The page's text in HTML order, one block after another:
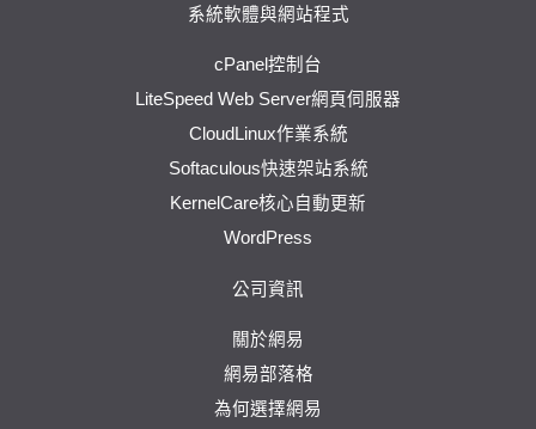
系統軟體與網站程式
cPanel控制台
LiteSpeed Web Server網頁伺服器
CloudLinux作業系統
Softaculous快速架站系統
KernelCare核心自動更新
WordPress
公司資訊
關於網易
網易部落格
為何選擇網易